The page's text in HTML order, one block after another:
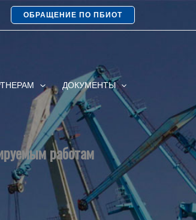
ОБРАЩЕНИЕ ПО ПБИОТ
ДОКУМЕНТЫ
работам